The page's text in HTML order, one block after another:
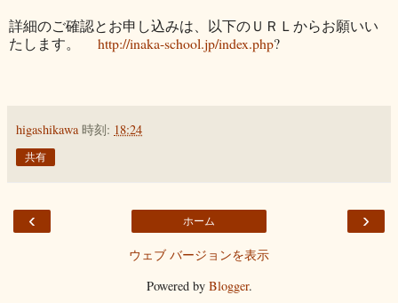
詳細のご確認とお申し込みは、以下のＵＲＬからお願いい
たします。 http://inaka-school.jp/index.php?
higashikawa 時刻: 18:24
共有
‹ ›
ホーム
ウェブ バージョンを表示
Powered by Blogger.